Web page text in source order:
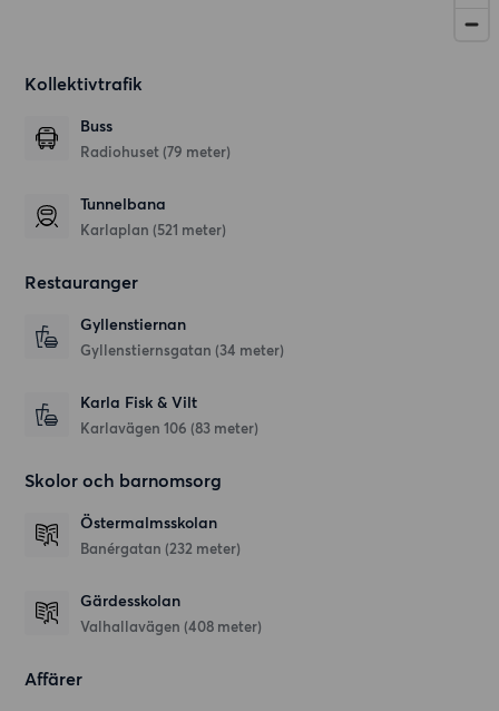
Kollektivtrafik
Buss
Radiohuset (79 meter)
Tunnelbana
Karlaplan (521 meter)
Restauranger
Gyllenstiernan
Gyllenstiernsgatan (34 meter)
Karla Fisk & Vilt
Karlavägen 106 (83 meter)
Skolor och barnomsorg
Östermalmsskolan
Banérgatan (232 meter)
Gärdesskolan
Valhallavägen (408 meter)
Affärer